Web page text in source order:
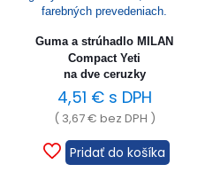
Guma a strúhadlo MILAN
Compact Yeti
na dve ceruzky
4,51 €s DPH
( 3,67€ bez DPH )
Pridať do košíka